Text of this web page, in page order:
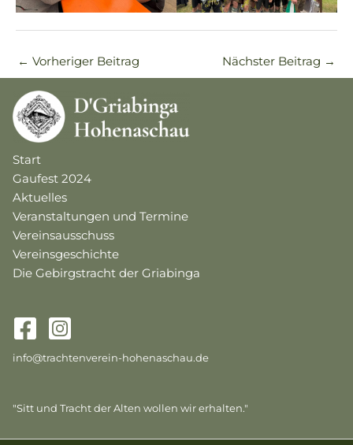
← Vorheriger Beitrag Nächster Beitrag →
Start
Gaufest 2024
Aktuelles
Veranstaltungen und Termine
Vereinsausschuss
Vereinsgeschichte
Die Gebirgstracht der Griabinga
info@trachtenverein-hohenaschau.de
"Sitt und Tracht der Alten wollen wir erhalten."